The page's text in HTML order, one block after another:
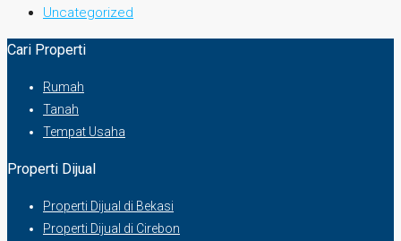
Uncategorized
Cari Properti
Rumah
Tanah
Tempat Usaha
Properti Dijual
Properti Dijual di Bekasi
Properti Dijual di Cirebon